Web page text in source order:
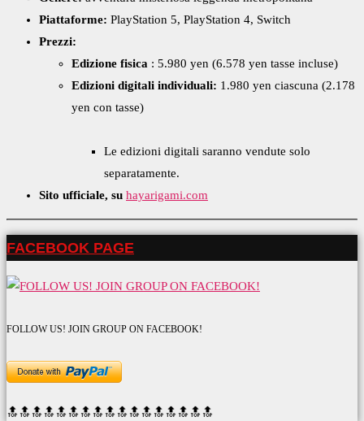
Piattaforme: PlayStation 5, PlayStation 4, Switch
Prezzi:
Edizione fisica : 5.980 yen (6.578 yen tasse incluse)
Edizioni digitali individuali: 1.980 yen ciascuna (2.178
yen con tasse)
Le edizioni digitali saranno vendute solo
separatamente.
Sito ufficiale, su hayarigami.com
FACEBOOK PAGE
FOLLOW US! JOIN GROUP ON FACEBOOK!
🔝🔝🔝🔝🔝🔝 🔝🔝🔝🔝🔝🔝 🔝🔝🔝🔝🔝